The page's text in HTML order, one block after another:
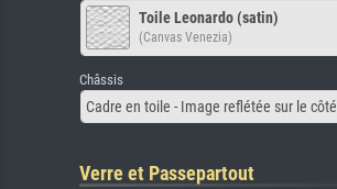
Toile Leonardo (satin)
(Canvas Venezia)
Châssis
Cadre en toile - Image reflétée sur le côté
Verre et Passepartout